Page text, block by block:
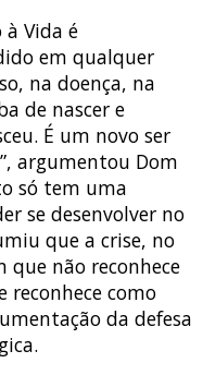
à Vida é
em qualquer
na doença, na
de nascer e
É um novo ser
argumentou Dom
só tem uma
se desenvolver no
que a crise, no
que não reconhece
como
da defesa